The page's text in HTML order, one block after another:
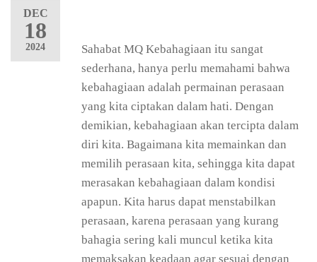
DEC
18
2024
Sahabat MQ Kebahagiaan itu sangat
sederhana, hanya perlu memahami bahwa
kebahagiaan adalah permainan perasaan
yang kita ciptakan dalam hati. Dengan
demikian, kebahagiaan akan tercipta dalam
diri kita. Bagaimana kita memainkan dan
memilih perasaan kita, sehingga kita dapat
merasakan kebahagiaan dalam kondisi
apapun. Kita harus dapat menstabilkan
perasaan, karena perasaan yang kurang
bahagia sering kali muncul ketika kita
memaksakan keadaan agar sesuai dengan